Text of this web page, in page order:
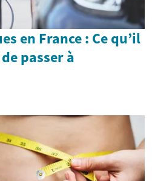
en France : Ce qu’il
passer à